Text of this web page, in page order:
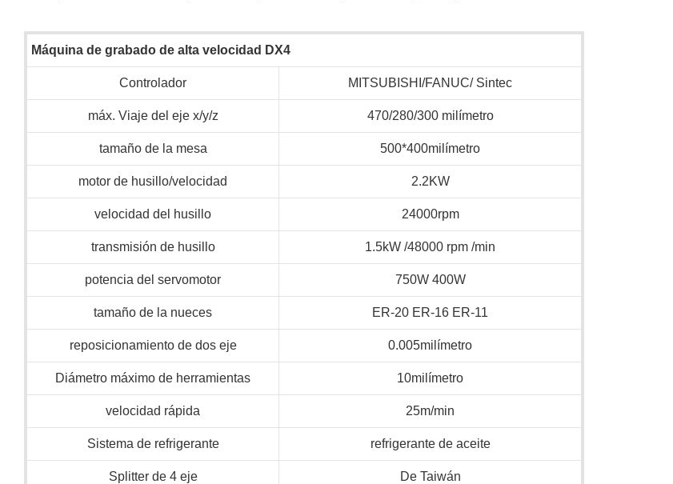
Máquina de grabado de alta velocidad DX4
Controlador MITSUBISHI/FANUC/ Sintec
máx. Viaje del eje x/y/z 470/280/300 milímetro
tamaño de la mesa 500*400milímetro
motor de husillo/velocidad 2.2KW
velocidad del husillo 24000rpm
transmisión de husillo 1.5kW /48000 rpm /min
potencia del servomotor 750W 400W
tamaño de la nueces ER-20 ER-16 ER-11
reposicionamiento de dos eje 0.005milímetro
Diámetro máximo de herramientas 10milímetro
velocidad rápida 25m/min
Sistema de refrigerante refrigerante de aceite
Splitter de 4 eje De Taiwán